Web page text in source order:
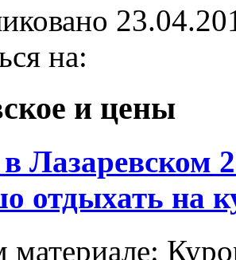
на:
и цены
Лазаревском
отдыхать на
материале: